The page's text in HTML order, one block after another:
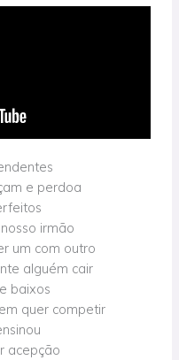
e perdoa
irmão
um com outro
alguém cair
baixos
quer competir
acepção